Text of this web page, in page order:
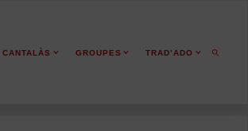
GROUPES TRAD’ADO